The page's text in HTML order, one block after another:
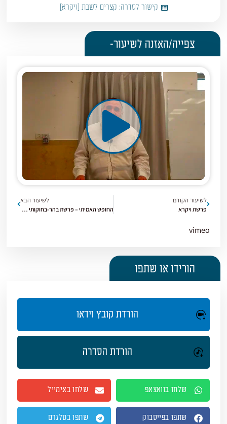
קישור לסדרה: קצרים לשבת [ויקרא]
צפייה/האזנה לשיעור-
לשיעור הקודם
פרשת ויקרא
לשיעור הבא
החופש האמיתי – פרשת בהר-בחוקותי | קצרים חומש ויקרא [3]
vimeo
הורידו או שתפו
הורדת קובץ וידאו
הורדת הסדרה
שלחו בוואצאפ שלחו באימייל
שתפו בפייסבוק שתפו בטלגרם